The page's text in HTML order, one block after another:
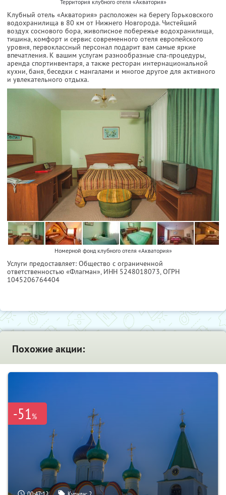
Территория клубного отеля «Акватория»
Клубный отель «Акватория» расположен на берегу Горьковского
водохранилища в 80 км от Нижнего Новгорода. Чистейший
воздух соснового бора, живописное побережье водохранилища,
тишина, комфорт и сервис современного отеля европейского
уровня, первоклассный персонал подарит вам самые яркие
впечатления. К вашим услугам разнообразные спа-процедуры,
аренда спортинвентаря, а также ресторан интернациональной
кухни, баня, беседки с мангалами и многое другое для активного
и увлекательного отдыха.
Номерной фонд клубного отеля «Акватория»
Услуги предоставляет: Общество с ограниченной
ответственностью «Флагман», ИНН 5248018073, ОГРН
1045206764404
Похожие акции:
-51%